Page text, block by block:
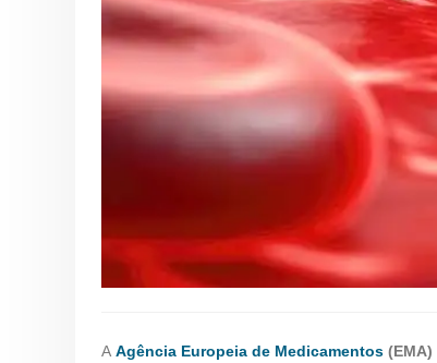
A Agência Europeia de Medicamentos (EMA)